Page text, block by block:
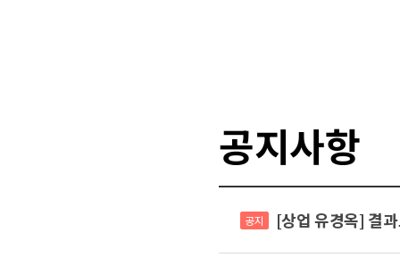
1월
공지사항
공지 [상업 유경옥] 결